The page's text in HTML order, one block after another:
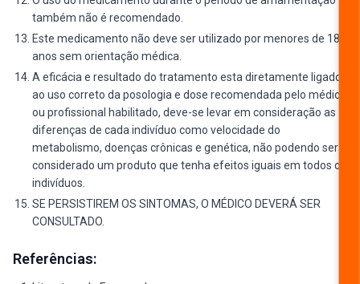
também não é recomendado.
Este medicamento não deve ser utilizado por menores de 18
anos sem orientação médica.
A eficácia e resultado do tratamento esta diretamente ligado
ao uso correto da posologia e dose recomendada pelo médico
ou profissional habilitado, deve-se levar em consideração as
diferenças de cada indivíduo como velocidade do
metabolismo, doenças crônicas e genética, não podendo ser
considerado um produto que tenha efeitos iguais em todos os
indivíduos.
SE PERSISTIREM OS SINTOMAS, O MÉDICO DEVERÁ SER
CONSULTADO.
Referências: